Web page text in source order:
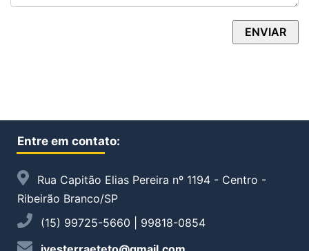
Entre em contato:
Rua Capitão Elias Pereira nº 1194 - Centro -
Ribeirão Branco/SP
(15) 99725-5660 | 99818-0854